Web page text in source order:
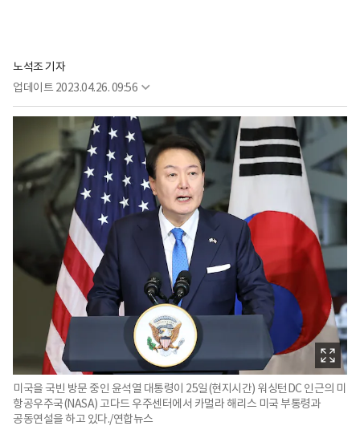
노석조 기자
업데이트 2023.04.26. 09:56
미국을 국빈 방문 중인 윤석열 대통령이 25일(현지시간) 워싱턴DC 인근의 미
항공우주국(NASA) 고다드 우주센터에서 카멀라 해리스 미국 부통령과
공동연설을 하고 있다./연합뉴스